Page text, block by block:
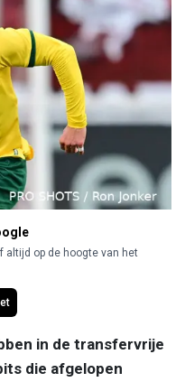
altijd op de hoogte van het
in de transfervrije
die afgelopen